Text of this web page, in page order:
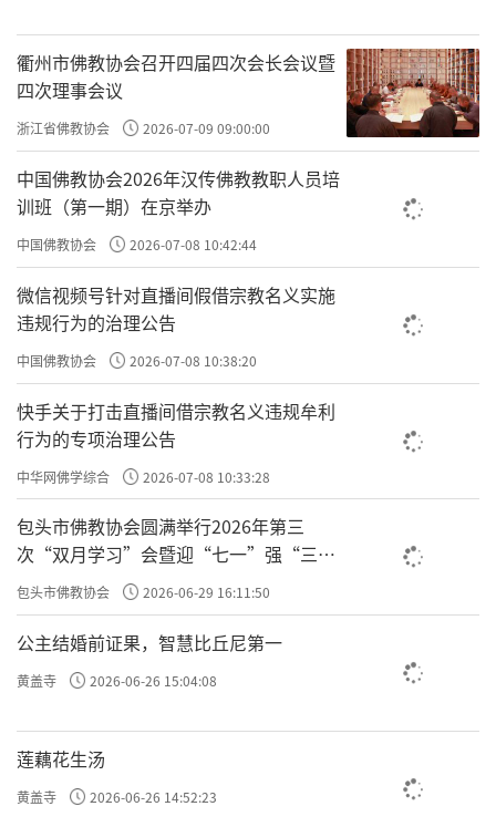
妄念相缠，念念叠加。相缠，就是一个念接着
一个念，一个念接着一个念。
悉达多在菩提树下顿悟的时候说：一切众生皆
具如来智慧德相，皆因妄想执着不能证得。妄
妄念，你不能证得 如来智慧德相。
是什么意思？你其实可以像悉达多、老子、孔
孟、王阳明这样，你是不被命给拘住的。也就
是，修行人的命是算不准的，不修行人的命才
能算得准。所以，你给王阳明算命，或者给我
们这些真正修行的人算命，你是算不准的，因
为他时刻在改命。
汝坐三日，不见起一妄念，何也，你看你跟我
对坐三昼夜，没有一个妄念，为什么呢？没有
妄想、执着，也是人欲，我
们儒家讲的，人欲是人心的贪嗔痴慢疑、怨恨
恼怒烦。为什么要去人欲？就是把妄念去掉、
存天理，你就清净了、心无挂碍了。
原文：余曰：“吾为孔先生算定，荣辱生死，皆
有定数，即要妄想，亦无可妄想。”云谷笑
曰：“我待汝是豪杰，原来只是凡夫。”
衢州市佛教协会召开四届四次会长会议暨
四次理事会议
浙江省佛教协会 2026-07-09 09:00:00
中国佛教协会2026年汉传佛教教职人员培
训班（第一期）在京举办
中国佛教协会 2026-07-08 10:42:44
微信视频号针对直播间假借宗教名义实施
违规行为的治理公告
中国佛教协会 2026-07-08 10:38:20
快手关于打击直播间借宗教名义违规牟利
行为的专项治理公告
中华网佛学综合 2026-07-08 10:33:28
包头市佛教协会圆满举行2026年第三
次“双月学习”会暨迎“七一”强“三
爱”主题书画笔会
包头市佛教协会 2026-06-29 16:11:50
公主结婚前证果，智慧比丘尼第一
黄盖寺 2026-06-26 15:04:08
莲藕花生汤
黄盖寺 2026-06-26 14:52:23